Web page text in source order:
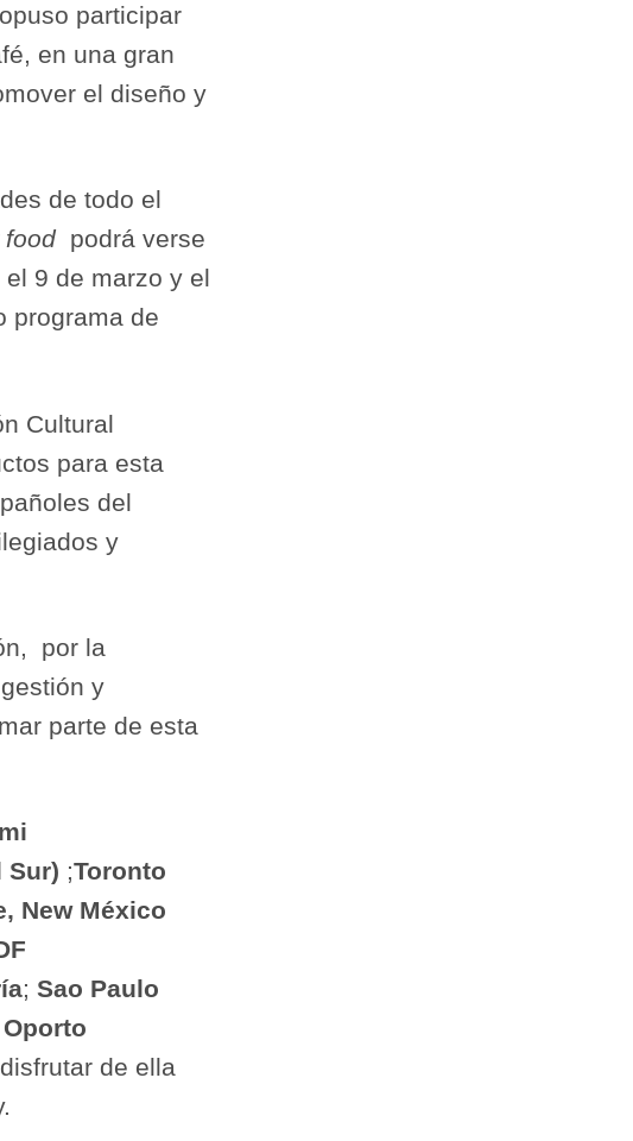
participar
en una gran
el diseño y
de todo el
foodpodrá verse
9 de marzo y el
programa de
Cultural
para esta
del
y
por la
y
parte de esta
Sur) ;Toronto
New México
; Sao Paulo
Oporto
de ella